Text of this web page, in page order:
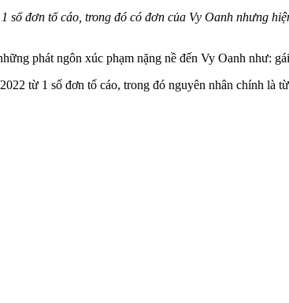
đơn tố cáo, trong đó có đơn của Vy Oanh nhưng
phát ngôn xúc phạm nặng nề đến Vy Oanh như:
từ 1 số đơn tố cáo, trong đó nguyên nhân chính là